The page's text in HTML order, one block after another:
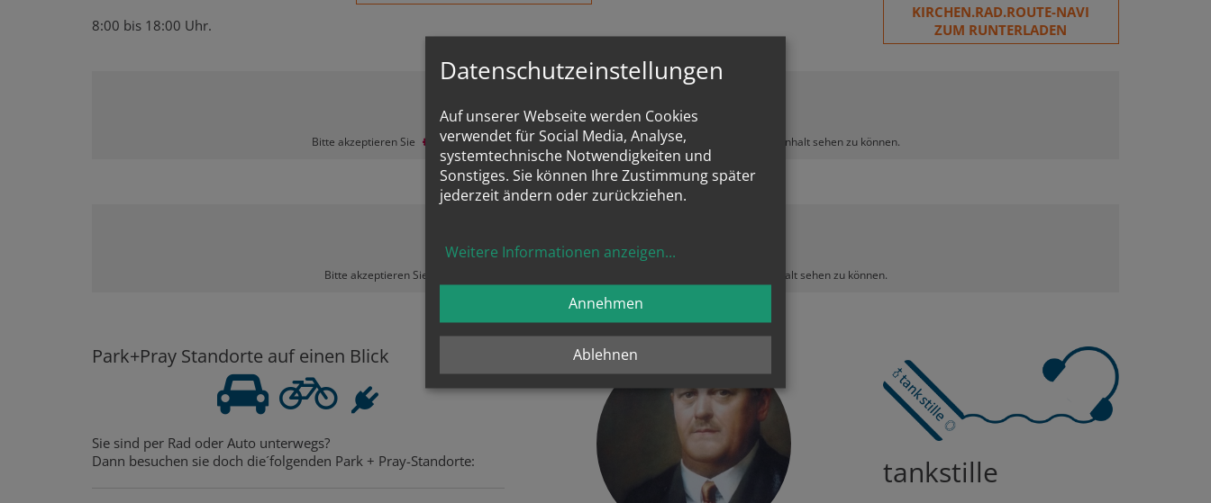
8:00 bis 18:00 Uhr.
KIRCHEN.RAD.ROUTE-NAVI
ZUM RUNTERLADEN
Zustimmung erforderlich!
Bitte akzeptieren Sie
Cookies von Google Mapsund laden Sie die Seite neu , um diesen Inhalt sehen zu können.
Zustimmung erforderlich!
Bitte akzeptieren Sie
, um diesen Inhalt sehen zu können.
Park+Pray Standorte auf einen Blick
Sie sind per Rad oder Auto unterwegs?
Dann besuchen sie doch die´folgenden Park + Pray-Standorte:
tankstille
Datenschutzeinstellungen
Auf unserer Webseite werden Cookies
verwendet für Social Media, Analyse,
systemtechnische Notwendigkeiten und
Sonstiges. Sie können Ihre Zustimmung später
jederzeit ändern oder zurückziehen.
Weitere Informationen anzeigen...
Ablehnen
Annehmen